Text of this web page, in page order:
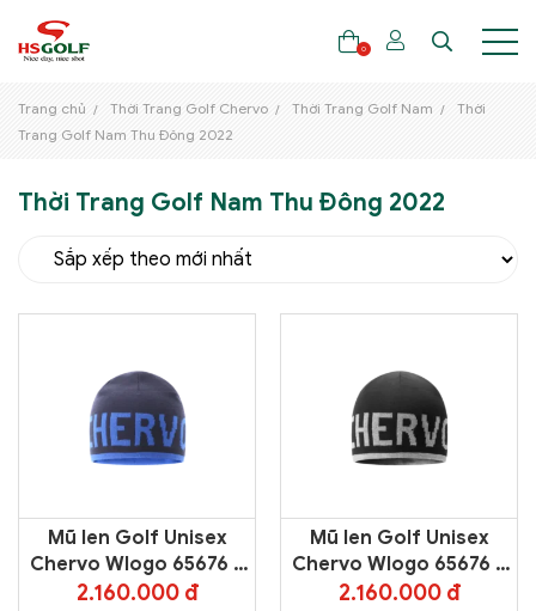
TÚI GOLF
PHỤ KIỆN GOLF
0
Trang chủ Thời Trang Golf Chervo Thời Trang Golf Nam
Thời
Trang Golf Nam Thu Đông 2022
Thời Trang Golf Nam Thu Đông 2022
Mũ len Golf Unisex
Chervo Wlogo 65676 –
Blue 599
2.160.000 đ
Mũ len Golf Unisex
Chervo Wlogo 65676 –
Black 999
2.160.000 đ